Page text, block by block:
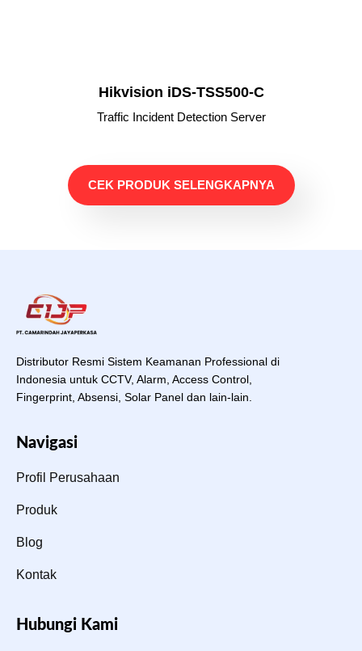
Hikvision iDS-TSS500-C
Traffic Incident Detection Server
CEK PRODUK SELENGKAPNYA
Distributor Resmi Sistem Keamanan Professional di
Indonesia untuk CCTV, Alarm, Access Control,
Fingerprint, Absensi, Solar Panel dan lain-lain.
Navigasi
Profil Perusahaan
Produk
Blog
Kontak
Hubungi Kami